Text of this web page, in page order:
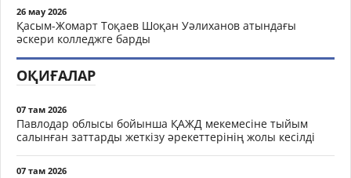
26 мау 2026
Қасым-Жомарт Тоқаев Шоқан Уәлиханов атындағы
әскери колледжге барды
ОҚИҒАЛАР
07 там 2026
Павлодар облысы бойынша ҚАЖД мекемесіне тыйым
салынған заттарды жеткізу әрекеттерінің жолы кесілді
07 там 2026